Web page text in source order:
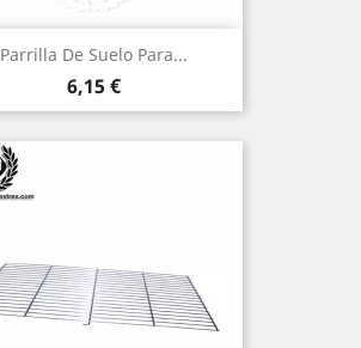
Parrilla De Suelo Para...
Precio
6,15 €